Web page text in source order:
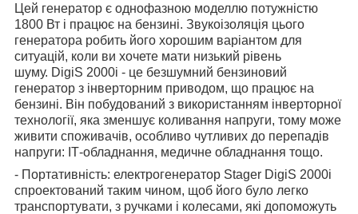
Цей генератор є однофазною моделлю потужністю
1800 Вт і працює на бензині. Звукоізоляція цього
генератора робить його хорошим варіантом для
ситуацій, коли ви хочете мати низький рівень
шуму. DigiS 2000i - це безшумний бензиновий
генератор з інверторним приводом, що працює на
бензині. Він побудований з використанням інверторної
технології, яка зменшує коливання напруги, тому може
живити споживачів, особливо чутливих до перепадів
напруги: ІТ-обладнання, медичне обладнання тощо.
- Портативність: електрогенератор Stager DigiS 2000i
спроектований таким чином, щоб його було легко
транспортувати, з ручками і колесами, які допоможуть